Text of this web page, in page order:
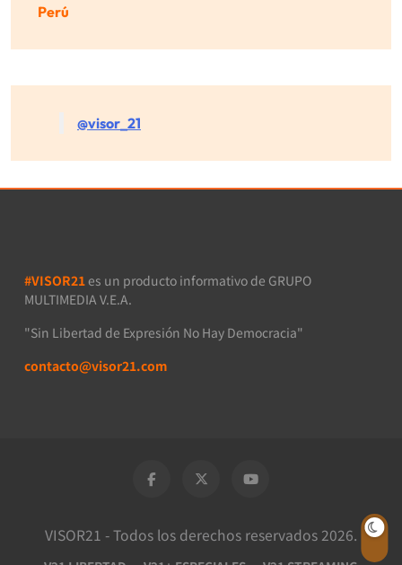
Perú
@visor_21
#VISOR21 es un producto informativo de GRUPO
MULTIMEDIA V.E.A.
"Sin Libertad de Expresión No Hay Democracia"
contacto@visor21.com
VISOR21 - Todos los derechos reservados 2026.